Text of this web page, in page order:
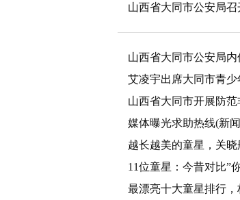
举办
山西省大同市公安局
山西省大同市公安局
艾凌宇出席大同市青
山西省大同市开展防
媒体曝光求助热线(新
越长越美的童星，关
11位童星：今昔对比”
最漂亮十大童星排行